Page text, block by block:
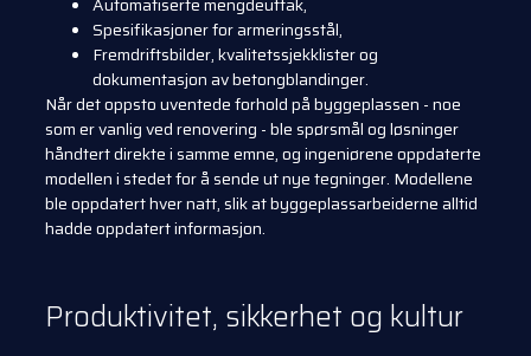
Spesifikasjoner for armeringsstål,
Fremdriftsbilder, kvalitetssjekklister og
dokumentasjon av betongblandinger.
Når det oppsto uventede forhold på byggeplassen - noe
som er vanlig ved renovering - ble spørsmål og løsninger
håndtert direkte i samme emne, og ingeniørene oppdaterte
modellen i stedet for å sende ut nye tegninger. Modellene
ble oppdatert hver natt, slik at byggeplassarbeiderne alltid
hadde oppdatert informasjon.
Produktivitet, sikkerhet og kultur